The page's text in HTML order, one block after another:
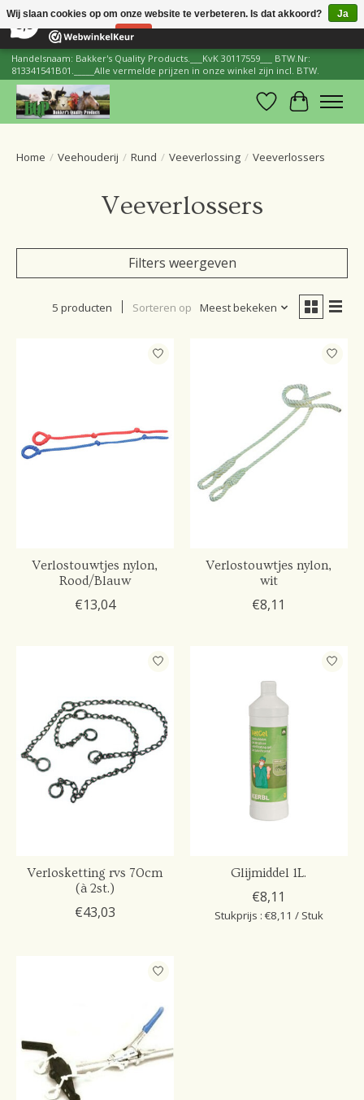
206 Reviews ×
Handelsnaam: Bakker's Quality Products.___KvK 30117559___ BTW.Nr:
813341541B01._____Alle vermelde prijzen in onze winkel zijn incl. BTW.
Verlanglijst
Home / Veehouderij / Rund / Veeverlossing / Veeverlossers
Veeverlossers
Filters weergeven
5 producten Sorteren op Meest bekeken
Verlostouwtjes nylon,
Rood/Blauw
€13,04
Verlostouwtjes nylon,
wit
€8,11
Verlosketting rvs 70cm
(à 2st.)
€43,03
Glijmiddel 1L.
€8,11
Stukprijs : €8,11 / Stuk
Wij slaan cookies op om onze website te verbeteren. Is dat akkoord?
Ja
Nee